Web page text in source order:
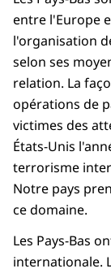
entre l'Europe
l'organisation
selon ses
relation. La
opérations de
victimes des
États-Unis
terrorisme
Notre pays
ce domaine.
Les Pays-Bas
internationale.